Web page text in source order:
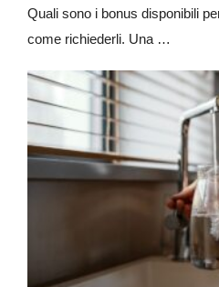
Quali sono i bonus disponibili
come richiederli. Una …